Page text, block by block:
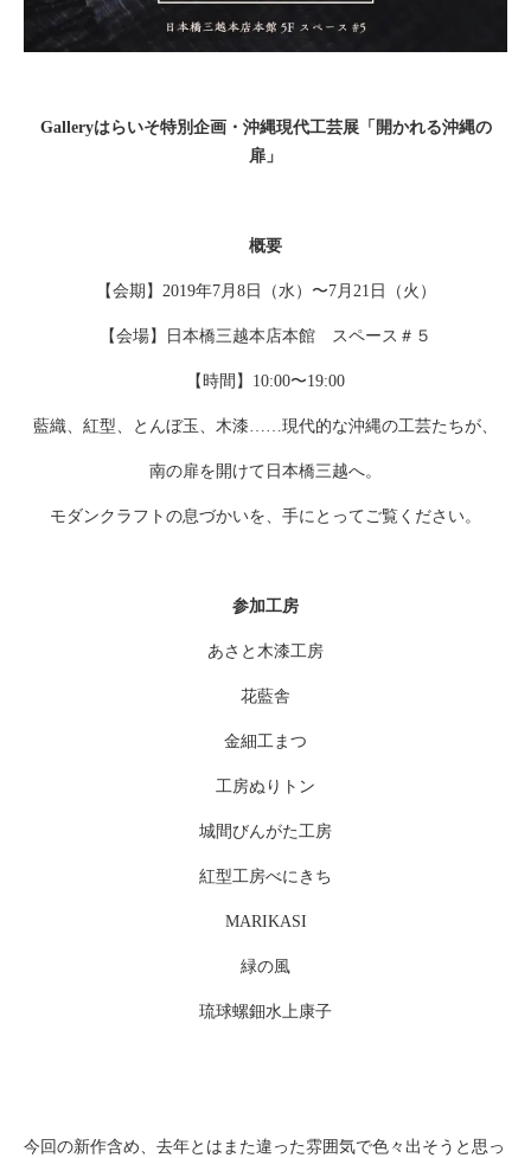
Galleryはらいそ特別企画・沖縄現代工芸展「開かれる沖縄の
扉」
概要
【会期】2019年7月8日（水）〜7月21日（火）
【会場】日本橋三越本店本館 スペース＃５
【時間】10:00〜19:00
藍織、紅型、とんぼ玉、木漆……現代的な沖縄の工芸たちが、
南の扉を開けて日本橋三越へ。
モダンクラフトの息づかいを、手にとってご覧ください。
参加工房
あさと木漆工房
花藍舎
金細工まつ
工房ぬりトン
城間びんがた工房
紅型工房べにきち
MARIKASI
緑の風
琉球螺鈿水上康子
今回の新作含め、去年とはまた違った雰囲気で色々出そうと思っ